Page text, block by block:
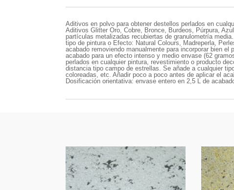
Aditivos en polvo para obtener destellos perlados en
Aditivos Glitter Oro, Cobre, Bronce, Burdeos, Púrpura,
partículas metalizadas recubiertas de granulometría
tipo de pintura o Efecto: Natural Colours, Madreperla,
acabado removiendo manualmente para incorporar bien
acabado para un efecto intenso y medio envase (62
perlados en cualquier pintura, revestimiento o producto
distancia tipo campo de estrellas. Se añade a cualquier
coloreadas, etc. Añadir poco a poco antes de aplicar el
Dosificación orientativa: envase entero en 2,5 L de